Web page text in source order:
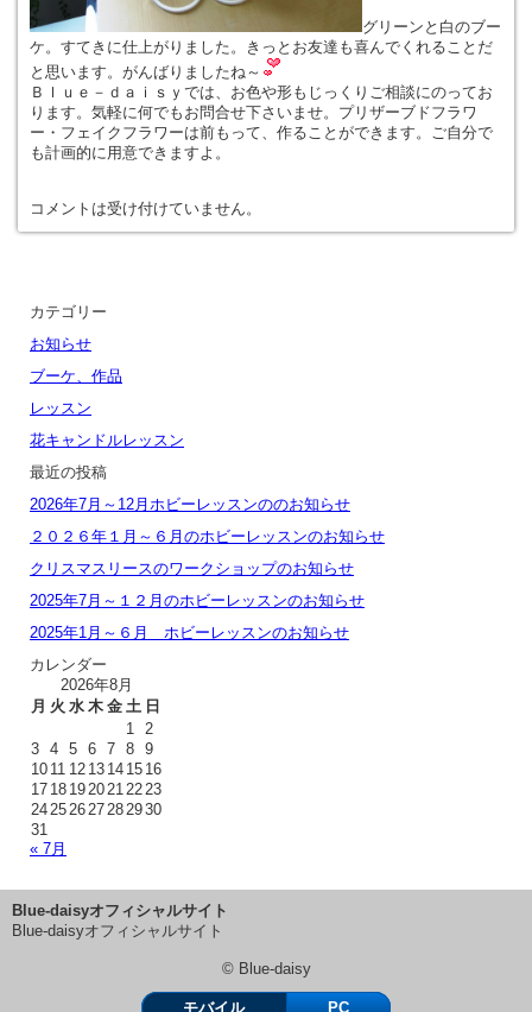
グリーンと白のブー
ケ。すてきに仕上がりました。きっとお友達も喜んでくれることだ
と思います。がんばりましたね～
Ｂｌｕｅ－ｄａｉｓｙでは、お色や形もじっくりご相談にのってお
ります。気軽に何でもお問合せ下さいませ。プリザーブドフラワ
ー・フェイクフラワーは前もって、作ることができます。ご自分で
も計画的に用意できますよ。
コメントは受け付けていません。
カテゴリー
お知らせ
ブーケ、作品
レッスン
花キャンドルレッスン
最近の投稿
2026年7月～12月ホビーレッスンののお知らせ
２０２６年１月～６月のホビーレッスンのお知らせ
クリスマスリースのワークショップのお知らせ
2025年7月～１２月のホビーレッスンのお知らせ
2025年1月～６月 ホビーレッスンのお知らせ
カレンダー
2026年8月
月 火 水 木 金 土 日
1 2
3 4 5 6 7 8 9
10 11 12 13 14 15 16
17 18 1920212223
24252627282930
31
« 7月
Blue-daisyオフィシャルサイト
Blue-daisyオフィシャルサイト
© Blue-daisy
モバイル PC